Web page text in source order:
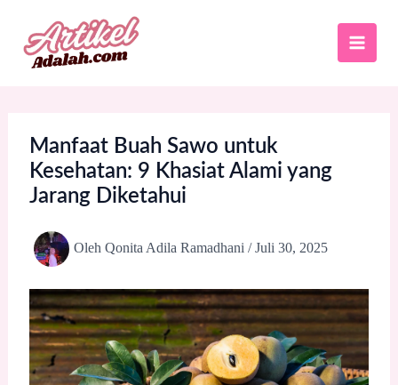
konten
Manfaat Buah Sawo untuk
Kesehatan: 9 Khasiat Alami yang
Jarang Diketahui
Oleh Qonita Adila Ramadhani /Juli 30, 2025